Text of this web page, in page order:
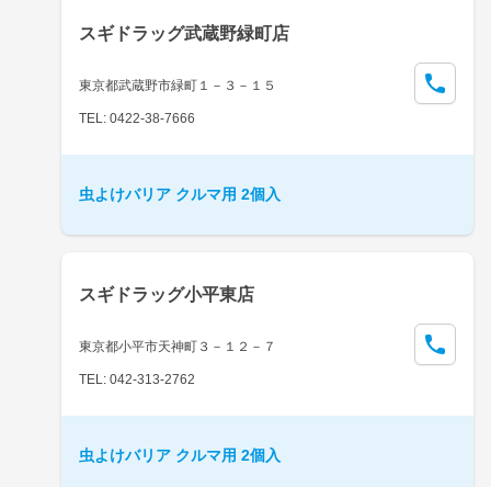
スギドラッグ武蔵野緑町店
東京都武蔵野市緑町１－３－１５
TEL: 0422-38-7666
虫よけバリア クルマ用 2個入
スギドラッグ小平東店
東京都小平市天神町３－１２－７
TEL: 042-313-2762
虫よけバリア クルマ用 2個入